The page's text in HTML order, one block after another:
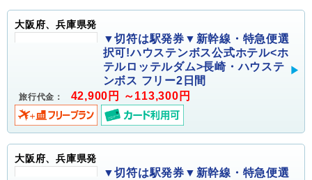
大阪府、兵庫県発
▼切符は駅発券▼新幹線・特急便選
択可!ハウステンボス公式ホテル<ホ
テルロッテルダム>長崎・ハウステ
ンボス フリー2日間
旅行代金： 42,900円 ～113,300円
大阪府、兵庫県発
▼切符は駅発券▼新幹線・特急便選